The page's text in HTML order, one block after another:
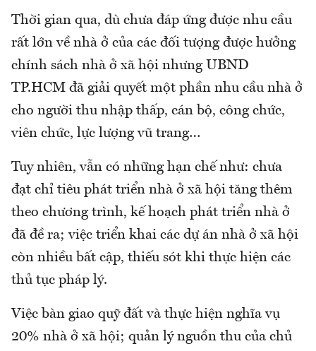
Thời gian qua, dù chưa đáp ứng được nhu cầu
rất lớn về nhà ở của các đối tượng được hưởng
chính sách nhà ở xã hội nhưng UBND
TP.HCM đã giải quyết một phần nhu cầu nhà ở
cho người thu nhập thấp, cán bộ, công chức,
viên chức, lực lượng vũ trang…
Tuy nhiên, vẫn có những hạn chế như: chưa
đạt chỉ tiêu phát triển nhà ở xã hội tăng thêm
theo chương trình, kế hoạch phát triển nhà ở
đã đề ra; việc triển khai các dự án nhà ở xã hội
còn nhiều bất cập, thiếu sót khi thực hiện các
thủ tục pháp lý.
Việc bàn giao quỹ đất và thực hiện nghĩa vụ
20% nhà ở xã hội; quản lý nguồn thu của chủ